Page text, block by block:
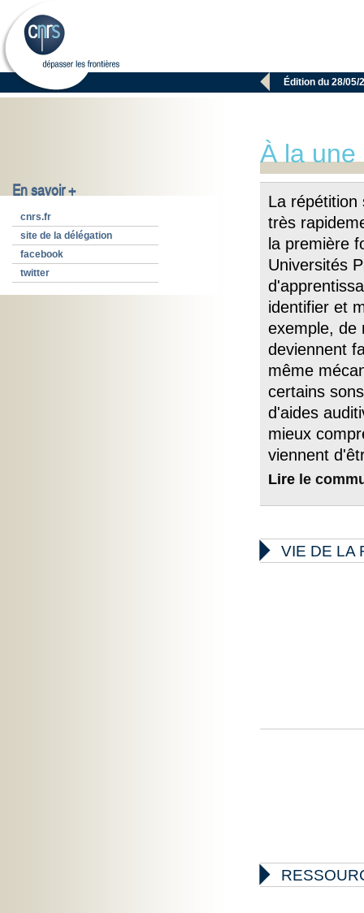
 Édition du 28/05/
En savoir +
cnrs.fr
site de la délégation
facebook
twitter
À la une
La répétition
très
la première
Universités
identifier et
exemple, de
deviennent
même
certains
d'aides
mieux
viennent
Lire le
 VIE DE LA
